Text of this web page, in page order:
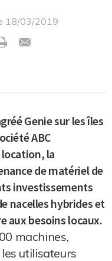
18/03/2019
Genie sur les îles
ABC
la
de matériel de
investissements
nacelles hybrides et
aux besoins locaux.
machines,
utilisateurs